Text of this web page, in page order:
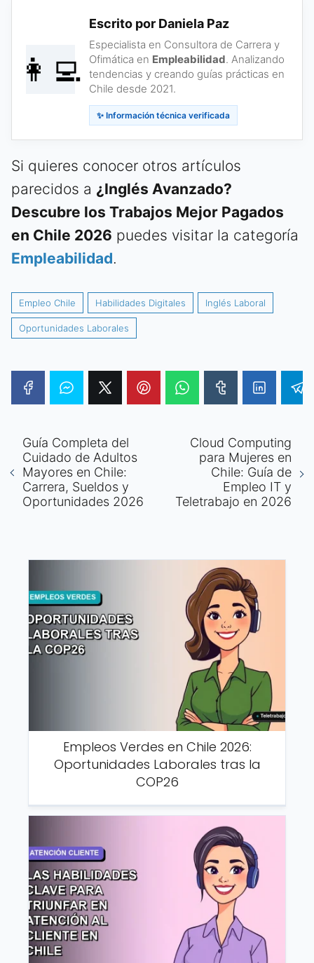
👩‍💻
Escrito por Daniela Paz
Especialista en Consultora de Carrera y
Ofimática en Empleabilidad. Analizando
tendencias y creando guías prácticas en
Chile desde 2021.
✨ Información técnica verificada
Si quieres conocer otros artículos
parecidos a ¿Inglés Avanzado?
Descubre los Trabajos Mejor Pagados
en Chile 2026 puedes visitar la categoría
Empleabilidad.
Empleo Chile Habilidades Digitales Inglés Laboral
Oportunidades Laborales
Guía Completa del
Cuidado de Adultos
Mayores en Chile:
Carrera, Sueldos y
Oportunidades 2026
Cloud Computing
para Mujeres en
Chile: Guía de
Empleo IT y
Teletrabajo en 2026
Empleos Verdes en Chile 2026:
Oportunidades Laborales tras la
COP26